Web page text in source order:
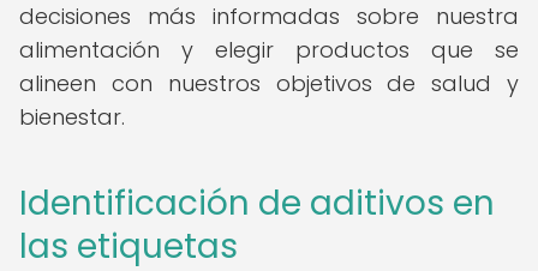
decisiones más informadas sobre nuestra
alimentación y elegir productos que se
alineen con nuestros objetivos de salud y
bienestar.
Identificación de aditivos en
las etiquetas